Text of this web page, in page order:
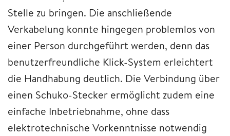
Stelle zu bringen. Die anschließende
Verkabelung konnte hingegen problemlos von
einer Person durchgeführt werden, denn das
benutzerfreundliche Klick-System erleichtert
die Handhabung deutlich. Die Verbindung über
einen Schuko-Stecker ermöglicht zudem eine
einfache Inbetriebnahme, ohne dass
elektrotechnische Vorkenntnisse notwendig